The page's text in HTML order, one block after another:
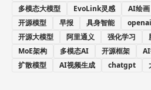
多模态大模型
EvoLink灵感 AI绘画
开源模型
早报 具身智能 openai
开源大模型
阿里通义 强化学习
MoE架构
多模态AI 开源框架
扩散模型
AI视频生成 chatgpt